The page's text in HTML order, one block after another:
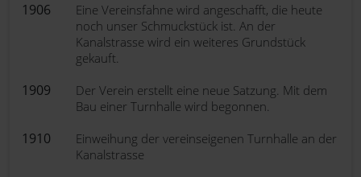
1906
Eine Vereinsfahne wird angeschafft, die heute
noch unser Schmuckstück ist. An der
Kanalstrasse wird ein weiteres Grundstück
gekauft.
1909
Der Verein erstellt eine neue Satzung. Mit dem
Bau einer Turnhalle wird begonnen.
1910
Einweihung der vereinseigenen Turnhalle an der
Kanalstrasse